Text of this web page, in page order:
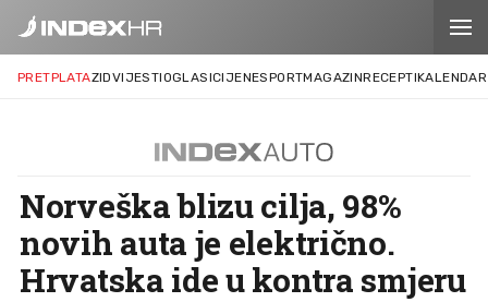
PRETPLATAZIDVIJESTIOGLASICIJENESPORTMAGAZINRECEPTIKALENDAR
Norveška blizu cilja, 98%
novih auta je električno.
Hrvatska ide u kontra smjeru